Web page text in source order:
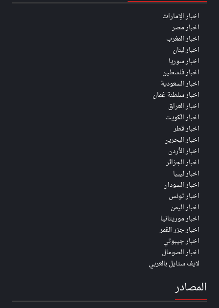
اخبار الإمارات
اخبار مصر
اخبار المغرب
اخبار لبنان
اخبار سوريا
اخبار فلسطين
اخبار السعودية
اخبار سلطنة عُمان
اخبار العراق
اخبار الكويت
اخبار قطر
اخبار البحرين
اخبار الأردن
اخبار الجزائر
اخبار ليبيا
اخبار السودان
اخبار تونس
اخبار اليمن
اخبار موريتانيا
اخبار جزر القمر
اخبار جيبوتي
اخبار الصومال
لايف ستايل بالعربي
المصادر